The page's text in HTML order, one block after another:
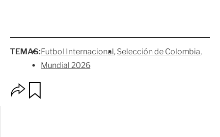
TEMAS:Futbol Internacional Selección de Colombia
Mundial 2026
p